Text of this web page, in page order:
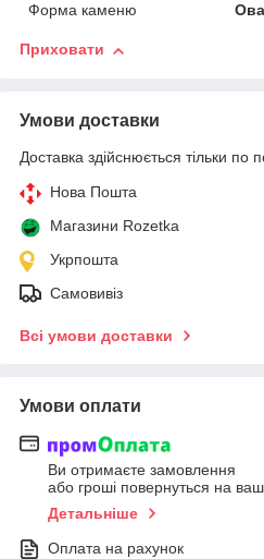
Форма каменю
Приховати
Умови доставки
Доставка здійснюється тільки по
Нова Пошта
Магазини Rozetka
Укрпошта
Самовивіз
Всі умови доставки
Умови оплати
Ви отримаєте замовлення
або гроші повернуться на
Детальніше
Оплата на рахунок